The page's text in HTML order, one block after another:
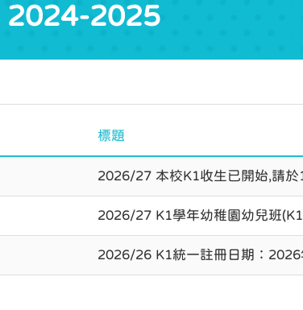
2024-2025
標題
2026/27 本校K1收生已開始,請
2026/27 K1學年幼稚園幼兒班
2026/26 K1統一註冊日期：2026